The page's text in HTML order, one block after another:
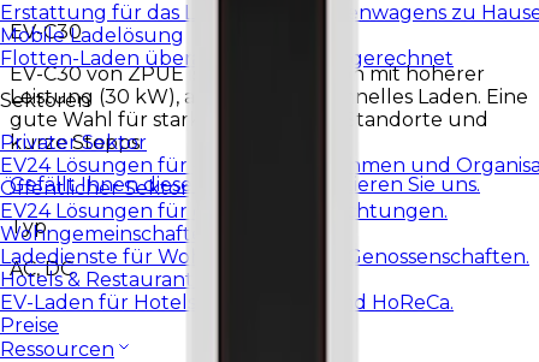
Erstattung für das Laden eines Firmenwagens zu
Mobile Ladelösung
Flotten-Laden überall, im System abgerechnet
Sektoren
Privater Sektor
EV24 Lösungen für private Unternehmen und
Öffentlicher Sektor
EV24 Lösungen für öffentliche Einrichtungen.
Wohngemeinschaften
Ladedienste für Wohnanlagen und Genossenschaften.
Hotels & Restaurants
EV-Laden für Hotels, Restaurants und HoReCa.
Preise
Ressourcen
EV-C30
EV-C30 von ZPUE ist eine DC-Station mit höherer
Leistung (30 kW), ausgelegt für schnelles Laden. Eine
gute Wahl für stark frequentierte Standorte und
kurze Stopps.
Gefällt Ihnen diese Station?
Kontaktieren Sie uns.
Typ
AC, DC